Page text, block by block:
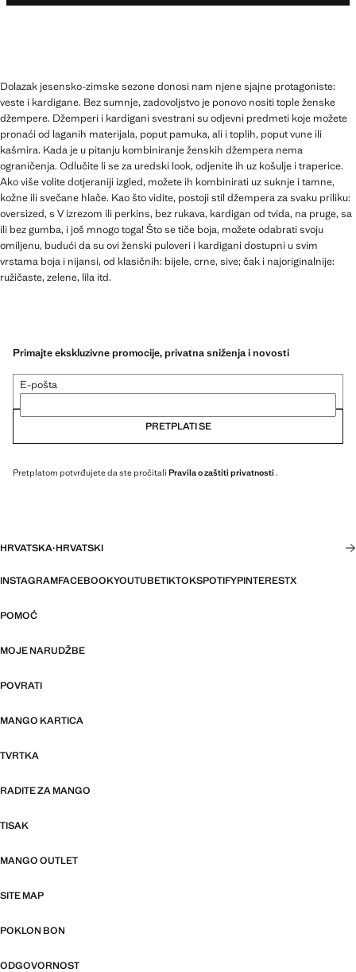
Dolazak jesensko-zimske sezone donosi nam njene sjajne protagoniste:
veste i kardigane. Bez sumnje, zadovoljstvo je ponovo nositi tople ženske
džempere. Džemperi i kardigani svestrani su odjevni predmeti koje možete
pronaći od laganih materijala, poput pamuka, ali i toplih, poput vune ili
kašmira. Kada je u pitanju kombiniranje ženskih džempera nema
ograničenja. Odlučite li se za uredski look, odjenite ih uz košulje i traperice.
Ako više volite dotjeraniji izgled, možete ih kombinirati uz suknje i tamne,
kožne ili svečane hlače. Kao što vidite, postoji stil džempera za svaku priliku:
oversized, s V izrezom ili perkins, bez rukava, kardigan od tvida, na pruge, sa
ili bez gumba, i još mnogo toga! Što se tiče boja, možete odabrati svoju
omiljenu, budući da su ovi ženski puloveri i kardigani dostupni u svim
vrstama boja i nijansi, od klasičnih: bijele, crne, sive; čak i najoriginalnije:
ružičaste, zelene, lila itd.
Primajte ekskluzivne promocije, privatna sniženja i novosti
E-pošta
PRETPLATI SE
Pretplatom potvrđujete da ste pročitali Pravila o zaštiti privatnosti .
HRVATSKA·HRVATSKI
INSTAGRAMFACEBOOKYOUTUBETIKTOKSPOTIFYPINTERESTX
POMOĆ
MOJE NARUDŽBE
POVRATI
MANGO KARTICA
TVRTKA
RADITE ZA MANGO
TISAK
MANGO OUTLET
SITE MAP
POKLON BON
ODGOVORNOST